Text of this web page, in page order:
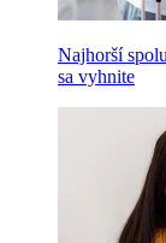
Najhorší
sa vyhnite